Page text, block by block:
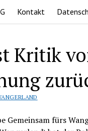
Kontakt
Kritik
Gemeinsam fürs